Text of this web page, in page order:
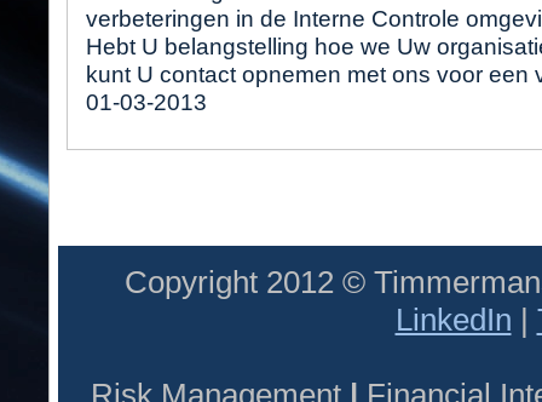
verbeteringen in de Interne Controle
Hebt U belangstelling hoe we Uw
kunt U contact opnemen met ons voor een
01-03-2013
Copyright 2012 ©
LinkedIn |